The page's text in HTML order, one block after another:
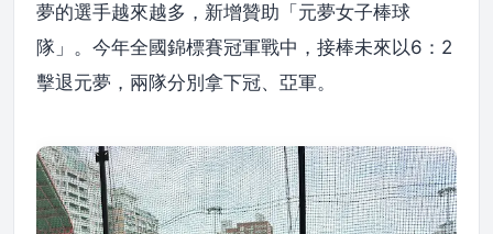
夢的選手越來越多，新增贊助「元夢女子棒球
隊」。今年全國錦標賽冠軍戰中，接棒未來以6：2
擊退元夢，兩隊分別拿下冠、亞軍。